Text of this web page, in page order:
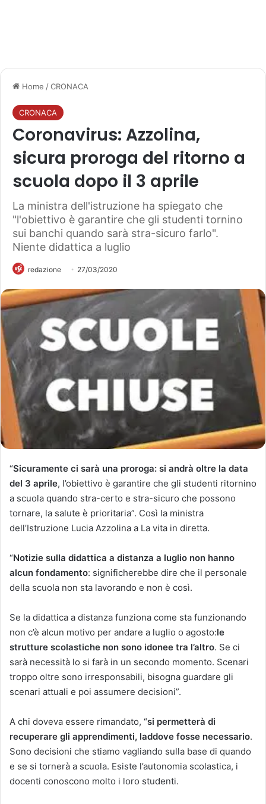
Home /CRONACA
CRONACA
Coronavirus: Azzolina,
sicura proroga del ritorno a
scuola dopo il 3 aprile
La ministra dell'istruzione ha spiegato che
"l'obiettivo è garantire che gli studenti tornino
sui banchi quando sarà stra-sicuro farlo".
Niente didattica a luglio
redazione 27/03/2020
“Sicuramente ci sarà una proroga: si andrà oltre la data
del 3 aprile, l’obiettivo è garantire che gli studenti ritornino
a scuola quando stra-certo e stra-sicuro che possono
tornare, la salute è prioritaria”. Così la ministra
dell’Istruzione Lucia Azzolina a La vita in diretta.
“Notizie sulla didattica a distanza a luglio non hanno
alcun fondamento: significherebbe dire che il personale
della scuola non sta lavorando e non è così.
Se la didattica a distanza funziona come sta funzionando
non c’è alcun motivo per andare a luglio o agosto:le
strutture scolastiche non sono idonee tra l’altro. Se ci
sarà necessità lo si farà in un secondo momento. Scenari
troppo oltre sono irresponsabili, bisogna guardare gli
scenari attuali e poi assumere decisioni”.
A chi doveva essere rimandato, “si permetterà di
recuperare gli apprendimenti, laddove fosse necessario.
Sono decisioni che stiamo vagliando sulla base di quando
e se si tornerà a scuola. Esiste l’autonomia scolastica, i
docenti conoscono molto i loro studenti.